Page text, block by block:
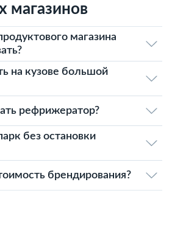
магазинов
магазина
на кузове большой
рефрижератор?
без остановки
брендирования?